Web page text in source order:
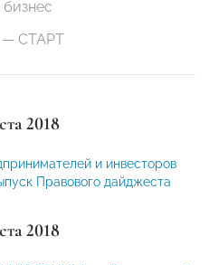
СТАРТ
2018
и инвесторов
Правового дайджеста
2018